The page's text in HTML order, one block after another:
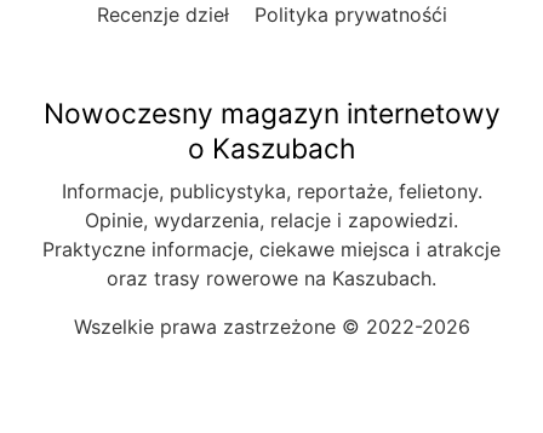
Recenzje dzieł
Polityka prywatnośći
Nowoczesny magazyn internetowy
o Kaszubach
Informacje, publicystyka, reportaże, felietony.
Opinie, wydarzenia, relacje i zapowiedzi.
Praktyczne informacje, ciekawe miejsca i atrakcje
oraz trasy rowerowe na Kaszubach.
Wszelkie prawa zastrzeżone © 2022-2026